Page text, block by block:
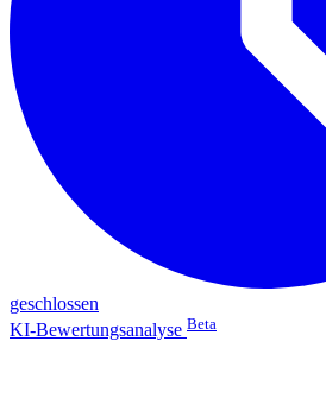
geschlossen
KI-Bewertungsanalyse Beta